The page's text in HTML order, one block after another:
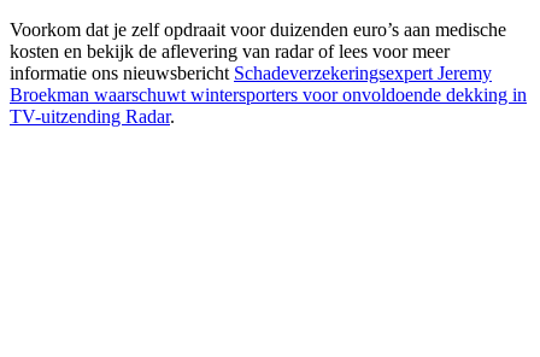
Voorkom dat je zelf opdraait voor duizenden euro’s aan medische
kosten en bekijk de aflevering van radar of lees voor meer
informatie ons nieuwsbericht Schadeverzekeringsexpert Jeremy
Broekman waarschuwt wintersporters voor onvoldoende dekking in
TV-uitzending Radar.